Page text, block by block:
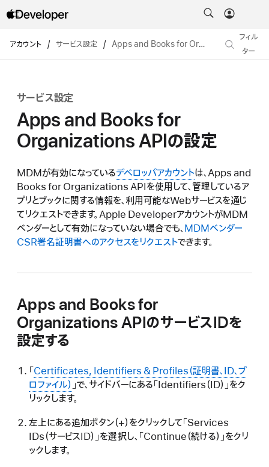
アカウント / サービス設定 / Apps and Books for Organizations APIの設定
フィル
ター
サービス設定
Apps and Books for
Organizations APIの設定
MDMが有効になっているデベロッパアカウントは、Apps and
Books for Organizations APIを使用して、管理しているア
プリとブックに関する情報を、利用可能なWebサービスを通じ
てリクエストできます。Apple DeveloperアカウントがMDM
ベンダーとして有効になっていない場合でも、 MDMベンダー
CSR署名証明書へのアクセスをリクエストできます。
Apps and Books for
Organizations APIのサービスIDを
設定する
「Certificates, Identifiers & Profiles（証明書、ID、プ
ロファイル） 」で、サイドバーにある「Identifiers（ID）」をク
リックします。
左上にある追加ボタン（+）をクリックして「Services
IDs（サービスID）」を選択し、「Continue（続ける）」をクリ
ックします。